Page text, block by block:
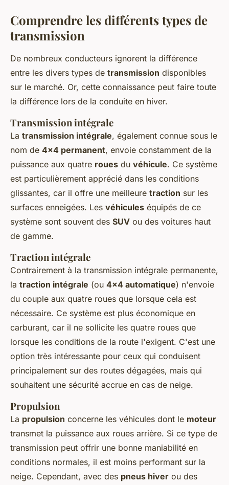
Comprendre les différents types de
transmission
De nombreux conducteurs ignorent la différence
entre les divers types de transmission disponibles
sur le marché. Or, cette connaissance peut faire toute
la différence lors de la conduite en hiver.
Transmission intégrale
La transmission intégrale, également connue sous le
nom de 4x4 permanent, envoie constamment de la
puissance aux quatre roues du véhicule. Ce système
est particulièrement apprécié dans les conditions
glissantes, car il offre une meilleure traction sur les
surfaces enneigées. Les véhicules équipés de ce
système sont souvent des SUV ou des voitures haut
de gamme.
Traction intégrale
Contrairement à la transmission intégrale permanente,
la traction intégrale (ou 4x4 automatique) n'envoie
du couple aux quatre roues que lorsque cela est
nécessaire. Ce système est plus économique en
carburant, car il ne sollicite les quatre roues que
lorsque les conditions de la route l'exigent. C'est une
option très intéressante pour ceux qui conduisent
principalement sur des routes dégagées, mais qui
souhaitent une sécurité accrue en cas de neige.
Propulsion
La propulsion concerne les véhicules dont le moteur
transmet la puissance aux roues arrière. Si ce type de
transmission peut offrir une bonne maniabilité en
conditions normales, il est moins performant sur la
neige. Cependant, avec des pneus hiver ou des